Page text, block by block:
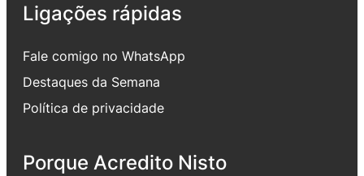
Ligações rápidas
Fale comigo no WhatsApp
Destaques da Semana
Política de privacidade
Porque Acredito Nisto